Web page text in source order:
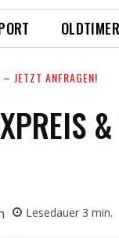
OLDTIMER
JETZT ANFRAGEN!
Lesedauer 3 min.